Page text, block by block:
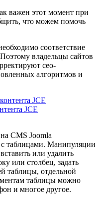
важен этот момент при
что можем помочь
соответствие
владельцы сайтов
сео-
алгоритмов и
JCE
CMS Joomla
с таблицами. Манипуляции
или удалить
или столбец, задать
таблицы, отдельной
таблицы можно
и многое другое.